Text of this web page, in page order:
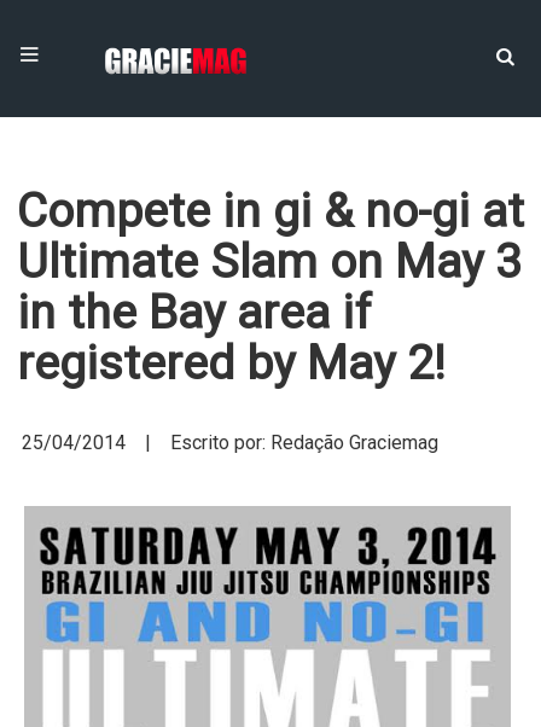
Compete in gi & no-gi at
Ultimate Slam on May 3
in the Bay area if
registered by May 2!
25/04/2014 | Escrito por: Redação Graciemag